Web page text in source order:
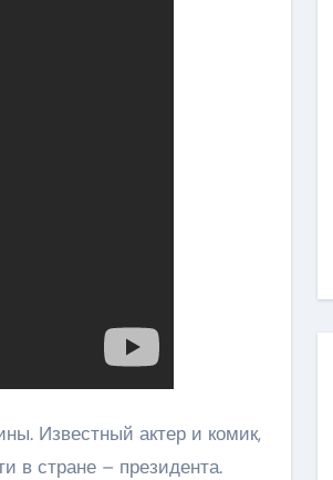
Известный актер и комик,
в стране – президента.